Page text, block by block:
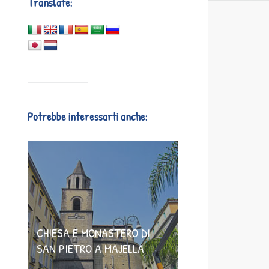
Potrebbe interessarti anche:
CHIESA E MONASTERO DI
SAN PIETRO A MAJELLA